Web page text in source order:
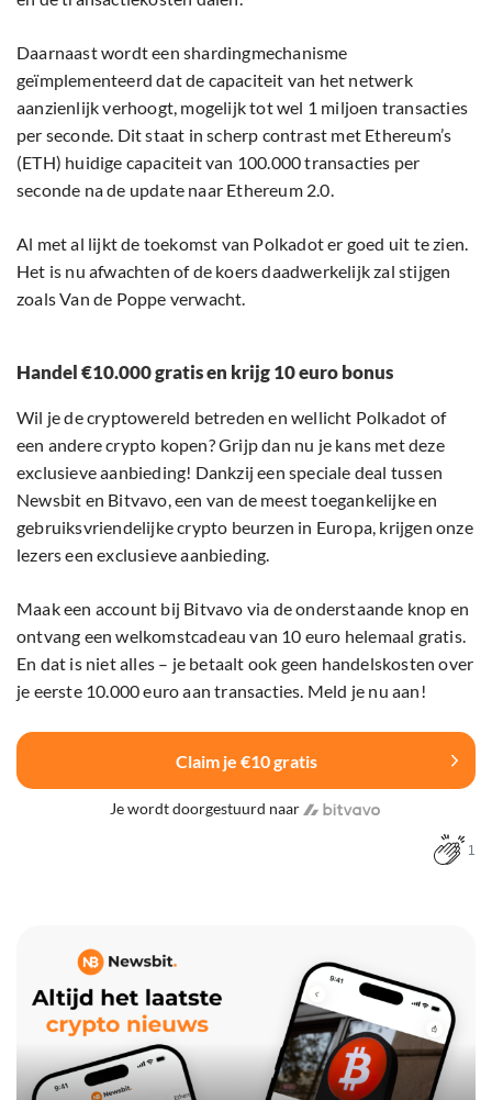
Daarnaast wordt een shardingmechanisme
geïmplementeerd dat de capaciteit van het netwerk
aanzienlijk verhoogt, mogelijk tot wel 1 miljoen transacties
per seconde. Dit staat in scherp contrast met Ethereum’s
(ETH) huidige capaciteit van 100.000 transacties per
seconde na de update naar Ethereum 2.0.
Al met al lijkt de toekomst van Polkadot er goed uit te zien.
Het is nu afwachten of de koers daadwerkelijk zal stijgen
zoals Van de Poppe verwacht.
Handel €10.000 gratis en krijg 10 euro bonus
Wil je de cryptowereld betreden en wellicht Polkadot of
een andere crypto kopen? Grijp dan nu je kans met deze
exclusieve aanbieding! Dankzij een speciale deal tussen
Newsbit en Bitvavo, een van de meest toegankelijke en
gebruiksvriendelijke crypto beurzen in Europa, krijgen onze
lezers een exclusieve aanbieding.
Maak een account bij Bitvavo via de onderstaande knop en
ontvang een welkomstcadeau van 10 euro helemaal gratis.
En dat is niet alles – je betaalt ook geen handelskosten over
je eerste 10.000 euro aan transacties. Meld je nu aan!
Claim je €10 gratis
Je wordt doorgestuurd naar
1